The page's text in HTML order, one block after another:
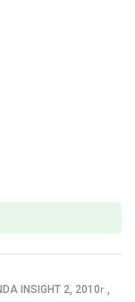
INSIGHT 2, 2010г.,